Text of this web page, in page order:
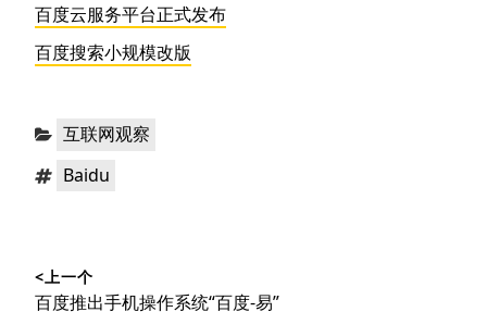
百度云服务平台正式发布
百度搜索小规模改版
分 互联网观察
标 Baidu
章
<上一个
上
百度推出手机操作系统“百度-易”